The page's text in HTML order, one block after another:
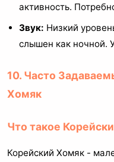
активность.
Звук: Низкий
слышен как ночной.
10. Часто
Хомяк
Что такое
Корейский Хомяк -